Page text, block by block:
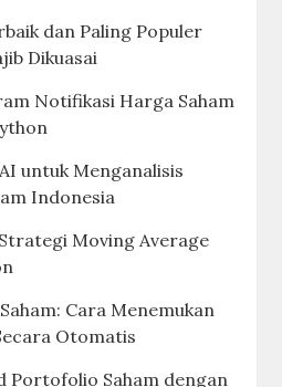
dan Paling Populer
Dikuasai
Notifikasi Harga Saham
untuk Menganalisis
Indonesia
Moving Average
Cara Menemukan
Otomatis
Portofolio Saham dengan